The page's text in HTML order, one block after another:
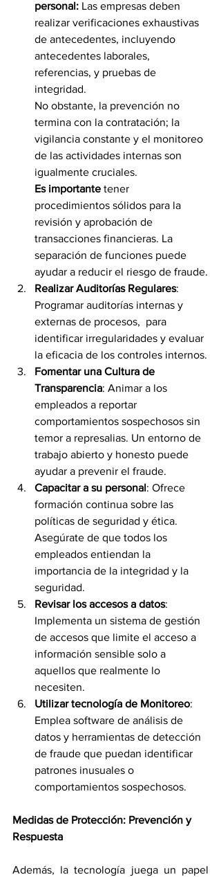
personal: Las empresas deben
realizar verificaciones exhaustivas
de antecedentes, incluyendo
antecedentes laborales,
referencias, y pruebas de
integridad.
No obstante, la prevención no
termina con la contratación; la
vigilancia constante y el monitoreo
de las actividades internas son
igualmente cruciales.
Es importante tener
procedimientos sólidos para la
revisión y aprobación de
transacciones financieras. La
separación de funciones puede
ayudar a reducir el riesgo de fraude.
Realizar Auditorías Regulares:
Programar auditorías internas y
externas de procesos,  para
identificar irregularidades y evaluar
la eficacia de los controles internos.
Fomentar una Cultura de
Transparencia: Animar a los
empleados a reportar
comportamientos sospechosos sin
temor a represalias. Un entorno de
trabajo abierto y honesto puede
ayudar a prevenir el fraude.
Capacitar a su personal: Ofrece
formación continua sobre las
políticas de seguridad y ética.
Asegúrate de que todos los
empleados entiendan la
importancia de la integridad y la
seguridad.
Revisar los accesos a datos:
Implementa un sistema de gestión
de accesos que limite el acceso a
información sensible solo a
aquellos que realmente lo
necesiten.
Utilizar tecnología de Monitoreo:
Emplea software de análisis de
datos y herramientas de detección
de fraude que puedan identificar
patrones inusuales o
comportamientos sospechosos.
Medidas de Protección: Prevención y
Respuesta
Además, la tecnología juega un papel